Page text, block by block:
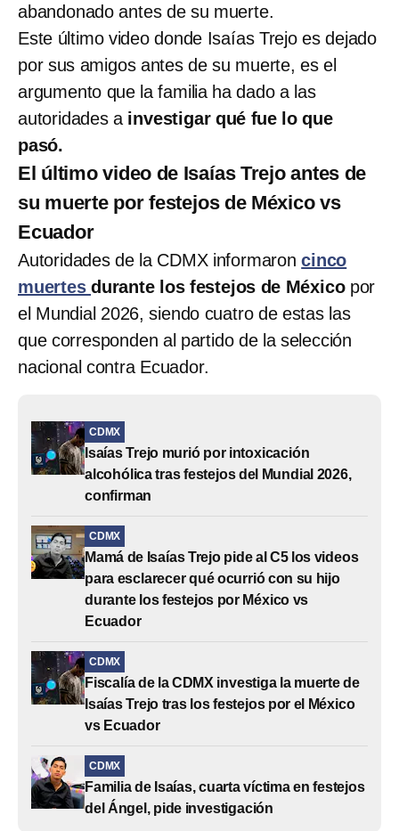
abandonado antes de su muerte.
Este último video donde Isaías Trejo es dejado
por sus amigos antes de su muerte, es el
argumento que la familia ha dado a las
autoridades a investigar qué fue lo que
pasó.
El último video de Isaías Trejo antes de
su muerte por festejos de México vs
Ecuador
Autoridades de la CDMX informaroncinco
muertes durante los festejos de México por
el Mundial 2026, siendo cuatro de estas las
que corresponden al partido de la selección
nacional contra Ecuador.
CDMX
Isaías Trejo murió por intoxicación
alcohólica tras festejos del Mundial 2026,
confirman
CDMX
Mamá de Isaías Trejo pide al C5 los videos
para esclarecer qué ocurrió con su hijo
durante los festejos por México vs
Ecuador
CDMX
Fiscalía de la CDMX investiga la muerte de
Isaías Trejo tras los festejos por el México
vs Ecuador
CDMX
Familia de Isaías, cuarta víctima en festejos
del Ángel, pide investigación